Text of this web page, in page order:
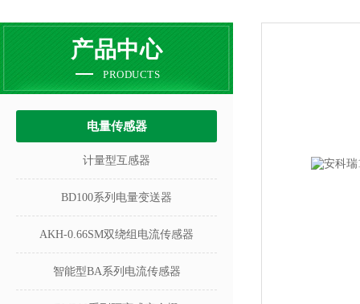
产品中心
PRODUCTS
电量传感器
计量型互感器
BD100系列电量变送器
AKH-0.66SM双绕组电流传感器
智能型BA系列电流传感器